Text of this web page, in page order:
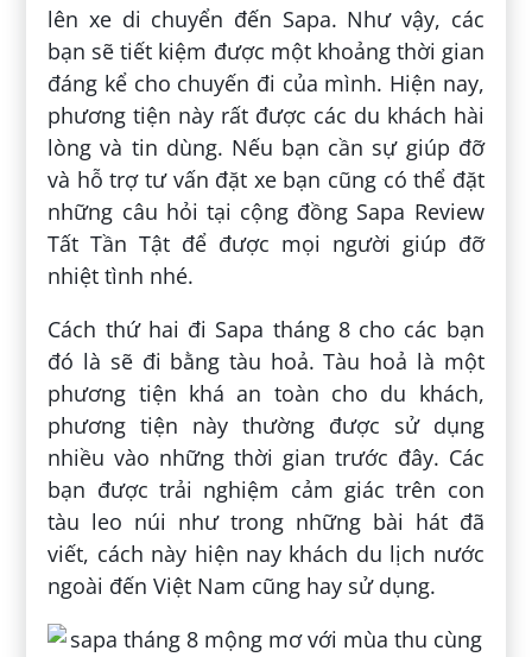
lên xe di chuyển đến Sapa. Như vậy, các
bạn sẽ tiết kiệm được một khoảng thời gian
đáng kể cho chuyến đi của mình. Hiện nay,
phương tiện này rất được các du khách hài
lòng và tin dùng. Nếu bạn cần sự giúp đỡ
và hỗ trợ tư vấn đặt xe bạn cũng có thể đặt
những câu hỏi tại cộng đồng Sapa Review
Tất Tần Tật để được mọi người giúp đỡ
nhiệt tình nhé.
Cách thứ hai đi Sapa tháng 8 cho các bạn
đó là sẽ đi bằng tàu hoả. Tàu hoả là một
phương tiện khá an toàn cho du khách,
phương tiện này thường được sử dụng
nhiều vào những thời gian trước đây. Các
bạn được trải nghiệm cảm giác trên con
tàu leo núi như trong những bài hát đã
viết, cách này hiện nay khách du lịch nước
ngoài đến Việt Nam cũng hay sử dụng.